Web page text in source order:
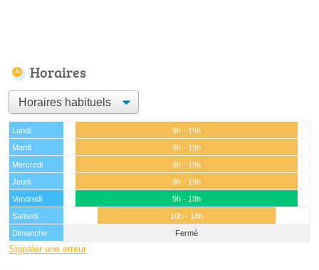
Horaires
Lundi
9h - 19h
Mardi
9h - 19h
Mercredi
9h - 19h
Jeudi
9h - 19h
Vendredi
9h - 19h
Samedi
10h - 18h
Dimanche
Fermé
Signaler une erreur